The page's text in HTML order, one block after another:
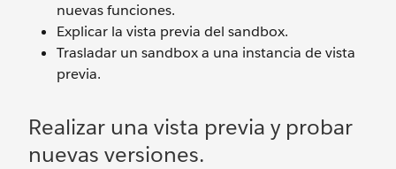
nuevas funciones.
Explicar la vista previa del sandbox.
Trasladar un sandbox a una instancia de vista
previa.
Realizar una vista previa y probar
nuevas versiones.